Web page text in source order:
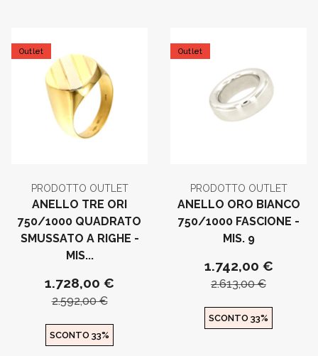
Outlet
PRODOTTO OUTLET
ANELLO TRE ORI
750/1000 QUADRATO
SMUSSATO A RIGHE -
MIS...
1.728,00 €
2.592,00 €
SCONTO 33%
Outlet
PRODOTTO OUTLET
ANELLO ORO BIANCO
750/1000 FASCIONE -
MIS. 9
1.742,00 €
2.613,00 €
SCONTO 33%